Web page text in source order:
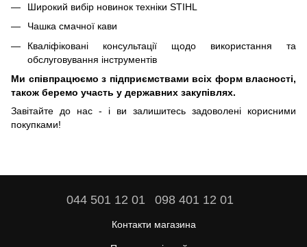
Широкий вибір новинок техніки STIHL
Чашка смачної кави
Кваліфіковані консультації щодо використання та
обслуговування інструментів
Ми співпрацюємо з підприємствами всіх форм власності,
також беремо участь у державних закупівлях.
Завітайте до нас - і ви залишитесь задоволені корисними
покупками!
044 501 12 01 098 401 12 01
Контакти магазина